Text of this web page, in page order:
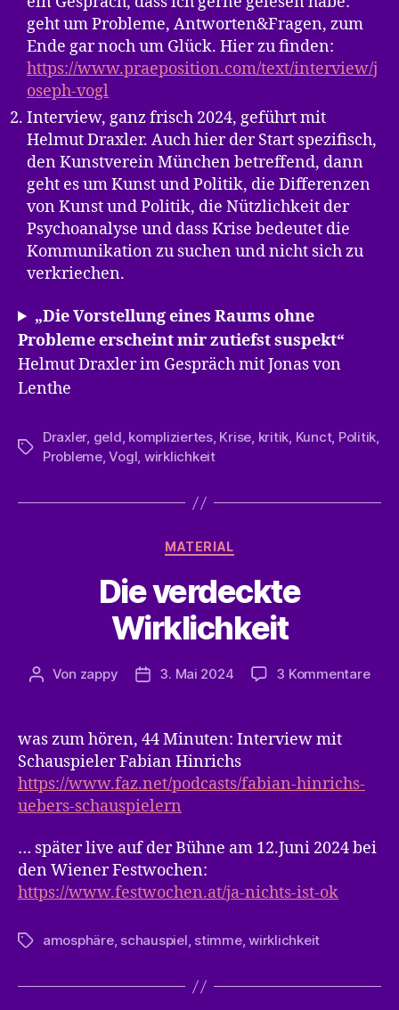
geht um Probleme, Antworten&Fragen, zum
Ende gar noch um Glück. Hier zu finden:
https://www.praeposition.com/text/interview/j
oseph-vogl
Interview, ganz frisch 2024, geführt mit
Helmut Draxler. Auch hier der Start spezifisch,
den Kunstverein München betreffend, dann
geht es um Kunst und Politik, die Differenzen
von Kunst und Politik, die Nützlichkeit der
Psychoanalyse und dass Krise bedeutet die
Kommunikation zu suchen und nicht sich zu
verkriechen.
„Die Vorstellung eines Raums ohne
Probleme erscheint mir zutiefst suspekt“
Helmut Draxler im Gespräch mit Jonas von
Lenthe
Schlagwörter
Draxler, geld, kompliziertes, Krise, kritik, Kunct, Politik,
Probleme,Vogl, wirklichkeit
Kategorien
MATERIAL
Die verdeckte
Wirklichkeit
Beitragsautor
Von zappy Veröffentlichungsdatum
3. Mai 2024 3 Kommentarezu
was zum hören, 44 Minuten: Interview mit
Schauspieler Fabian Hinrichs
https://www.faz.net/podcasts/fabian-hinrichs-
uebers-schauspielern
… später live auf der Bühne am 12.Juni 2024 bei
den Wiener Festwochen:
https://www.festwochen.at/ja-nichts-ist-ok
Schlagwörter
amosphäre, schauspiel, stimme,wirklichkeit